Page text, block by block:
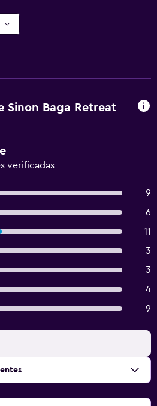
Sinon Baga Retreat
verificadas
9
6
11
3
3
4
9